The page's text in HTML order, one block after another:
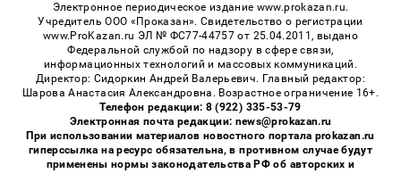
Электронное периодическое издание www.prokazan.ru.
Учредитель ООО «Проказан». Cвидетельство о регистрации
www.ProKazan.ru ЭЛ № ФС77-44757 от 25.04.2011, выдано
Федеральной службой по надзору в сфере связи,
информационных технологий и массовых коммуникаций.
Директор: Сидоркин Андрей Валерьевич. Главный редактор:
Шарова Анастасия Александровна. Возрастное ограничение 16+.
Телефон редакции: 8 (922) 335-53-79
Электронная почта редакции: news@prokazan.ru
При использовании материалов новостного портала prokazan.ru
гиперссылка на ресурс обязательна, в противном случае будут
применены нормы законодательства РФ об авторских и